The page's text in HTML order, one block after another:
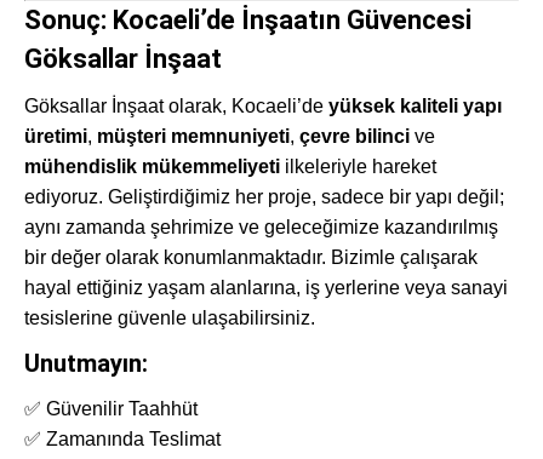
Sonuç: Kocaeli’de İnşaatın Güvencesi
Göksallar İnşaat
Göksallar İnşaat olarak, Kocaeli’de yüksek kaliteli yapı
üretimi, müşteri memnuniyeti, çevre bilinci ve
mühendislik mükemmeliyeti ilkeleriyle hareket
ediyoruz. Geliştirdiğimiz her proje, sadece bir yapı değil;
aynı zamanda şehrimize ve geleceğimize kazandırılmış
bir değer olarak konumlanmaktadır. Bizimle çalışarak
hayal ettiğiniz yaşam alanlarına, iş yerlerine veya sanayi
tesislerine güvenle ulaşabilirsiniz.
Unutmayın:
✅ Güvenilir Taahhüt
✅ Zamanında Teslimat